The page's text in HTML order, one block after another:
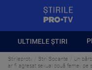
ULTIMELE ȘTIRI
Stirileprotv Stiri Socante
Un
ar fi agresat sexual două femei, pe